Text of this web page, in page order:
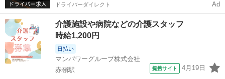
ドライバーダイレクト Ad
介護施設や病院などの介護スタッフ
時給1,200円
日払い
マンパワーグループ株式会社
赤嶺駅
提携サイト 4月19日